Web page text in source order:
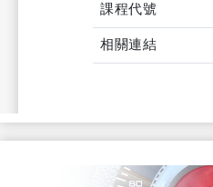
課程代號
相關連結